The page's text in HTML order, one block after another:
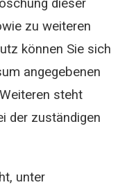
dieser
zu weiteren
können Sie sich
angegebenen
steht
der zuständigen
unter